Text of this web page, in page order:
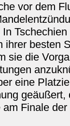
vor dem
ihrer besten
sie die
eine
Finale